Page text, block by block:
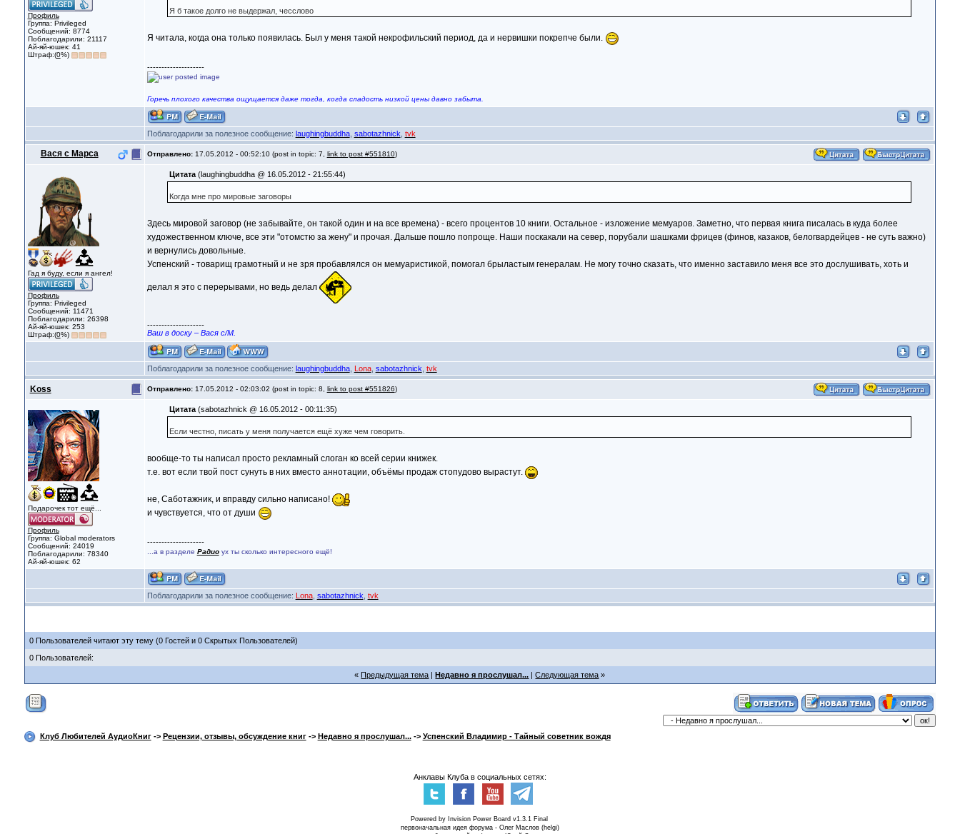
Профиль
Группа: Privileged
Сообщений: 8774
Поблагодарили: 21117
Ай-яй-юшек: 41
Штраф:(0%)
Я б такое долго не выдержал, чесслово
Я читала, когда она только появилась. Был у меня такой некрофильский период, да и нервишки покрепче были.
--------------------
Горечь плохого качества ощущается даже тогда, когда сладость низкой цены давно забыта.
Поблагодарили за полезное сообщение: laughingbuddha, sabotazhnick tvk
Вася с Марса Отправлено: 17.05.2012 - 00:52:10 (post in topic: 7, link to post #551810)
Гад я буду, если я ангел!
Профиль
Группа: Privileged
Сообщений: 11471
Поблагодарили: 26398
Ай-яй-юшек: 253
Штраф:(0%)
Цитата (laughingbuddha @ 16.05.2012 - 21:55:44)
Когда мне про мировые заговоры
Здесь мировой заговор (не забывайте, он такой один и на все времена) - всего процентов 10 книги. Остальное - изложение мемуаров. Заметно, что первая книга писалась в куда более
художественном ключе, все эти "отомстю за жену" и прочая. Дальше пошло попроще. Наши поскакали на север, порубали шашками фрицев (финов, казаков, белогвардейцев - не суть важно)
и вернулись довольные.
Успенский - товарищ грамотный и не зря пробавлялся он мемуаристикой, помогал брыластым генералам. Не могу точно сказать, что именно заставило меня все это дослушивать, хоть и
делал я это с перерывами, но ведь делал
--------------------
Ваш в доску – Вася с/М.
Поблагодарили за полезное сообщение: laughingbuddha, Lona, sabotazhnick tvk
Koss Отправлено: 17.05.2012 - 02:03:02 (post in topic: 8, link to post #551826)
Подарочек тот ещё...
Профиль
Группа: Global moderators
Сообщений: 24019
Поблагодарили: 78340
Ай-яй-юшек: 62
Цитата (sabotazhnick @ 16.05.2012 - 00:11:35)
Если честно, писать у меня получается ещё хуже чем говорить.
вообще-то ты написал просто рекламный слоган ко всей серии книжек.
т.е. вот если твой пост сунуть в них вместо аннотации, объёмы продаж стопудово вырастут.
не, Саботажник, и вправду сильно написано!
и чувствуется, что от души
--------------------
...а в разделе Радиоух ты сколько интересного ещё!
Поблагодарили за полезное сообщение: Lona, sabotazhnick tvk
0 Пользователей читают эту тему (0 Гостей и 0 Скрытых Пользователей)
0 Пользователей:
«Предыдущая тема |Недавно я прослушал... |Следующая тема »
Клуб Любителей АудиоКниг-> Рецензии, отзывы, обсуждение книг-> Недавно я прослушал...-> Успенский Владимир - Тайный советник вождя
Анклавы Клуба в социальных сетях:
Powered by Invision Power Board v1.3.1 Final
первоначальная идея форума - Олег Маслов (helgi)